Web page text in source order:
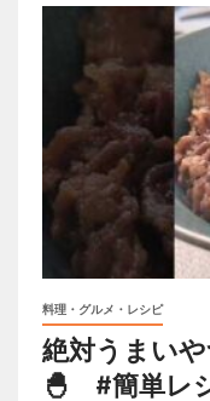
料理・グルメ・レシピ
絶対うまい
🐣 #簡単レ